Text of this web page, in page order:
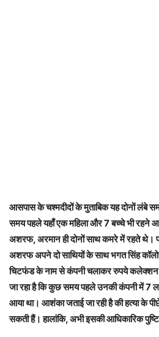
आसपास के चश्मदीदों के मुताबिक यह दोनों लंबे
समय पहले यहाँ एक महिला और 7 बच्चे भी रहने
अशरफ, अरमान ही दोनों साथ कमरे में रहते थे।
अशरफ अपने दो साथियों के साथ भगत सिंह
चिटफंड के नाम से कंपनी चलाकर रुपये कलेक्शन
जा रहा है कि कुछ समय पहले उनकी कंपनी में 7
आया था। आशंका जताई जा रही है की हत्या के
सकती हैं। हालांकि, अभी इसकी आधिकारिक